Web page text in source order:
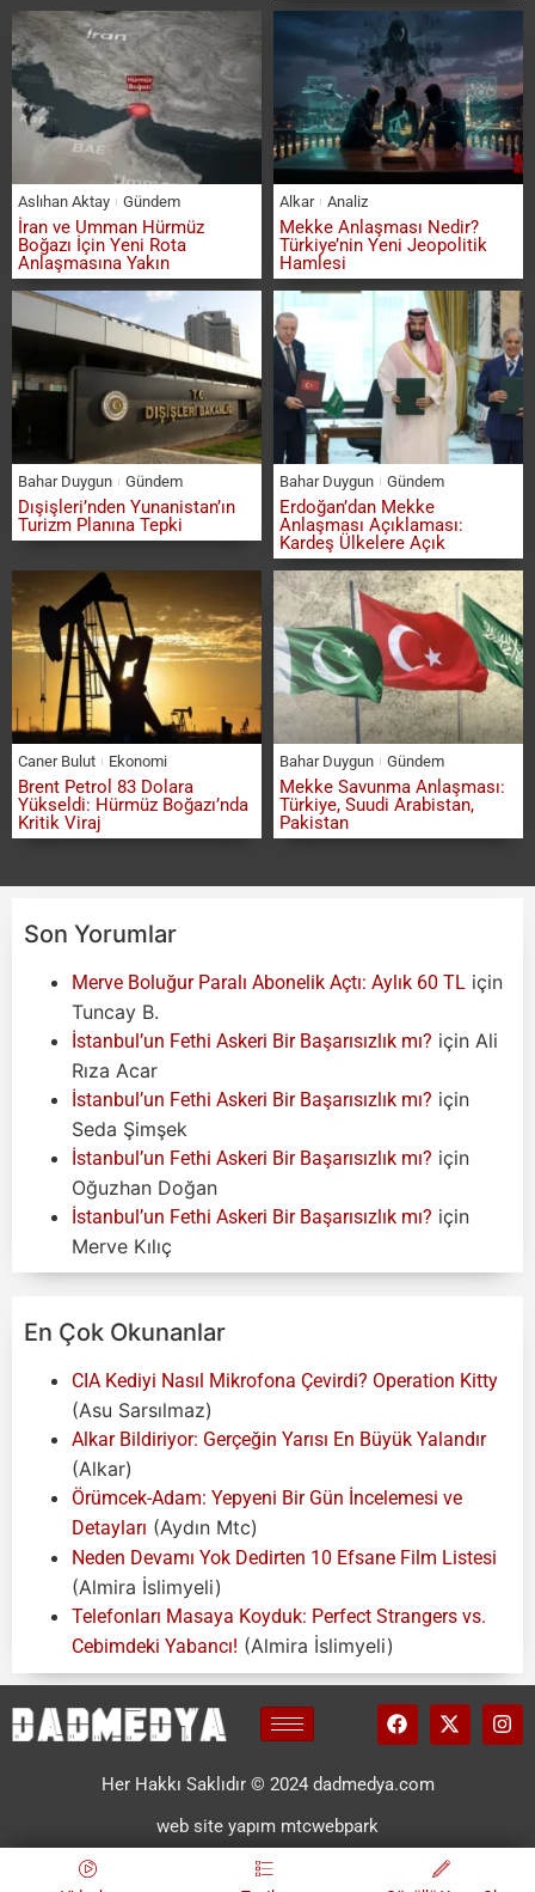
Aslıhan Aktay Gündem
İran ve Umman Hürmüz
Boğazı İçin Yeni Rota
Anlaşmasına Yakın
Alkar Analiz
Mekke Anlaşması Nedir?
Türkiye’nin Yeni Jeopolitik
Hamlesi
Bahar Duygun Gündem
Dışişleri’nden Yunanistan’ın
Turizm Planına Tepki
Bahar Duygun Gündem
Erdoğan’dan Mekke
Anlaşması Açıklaması:
Kardeş Ülkelere Açık
Caner Bulut Ekonomi
Brent Petrol 83 Dolara
Yükseldi: Hürmüz Boğazı’nda
Kritik Viraj
Bahar Duygun Gündem
Mekke Savunma Anlaşması:
Türkiye, Suudi Arabistan,
Pakistan
Son Yorumlar
Merve Boluğur Paralı Abonelik Açtı: Aylık 60 TL için
Tuncay B.
İstanbul’un Fethi Askeri Bir Başarısızlık mı? için Ali
Rıza Acar
İstanbul’un Fethi Askeri Bir Başarısızlık mı? için
Seda Şimşek
İstanbul’un Fethi Askeri Bir Başarısızlık mı? için
Oğuzhan Doğan
İstanbul’un Fethi Askeri Bir Başarısızlık mı? için
Merve Kılıç
En Çok Okunanlar
CIA Kediyi Nasıl Mikrofona Çevirdi? Operation Kitty
(Asu Sarsılmaz)
Alkar Bildiriyor: Gerçeğin Yarısı En Büyük Yalandır
(Alkar)
Örümcek-Adam: Yepyeni Bir Gün İncelemesi ve
Detayları (Aydın Mtc)
Neden Devamı Yok Dedirten 10 Efsane Film Listesi
(Almira İslimyeli)
Telefonları Masaya Koyduk: Perfect Strangers vs.
Cebimdeki Yabancı! (Almira İslimyeli)
Her Hakkı Saklıdır © 2024 dadmedya.com
web site yapım mtcwebpark